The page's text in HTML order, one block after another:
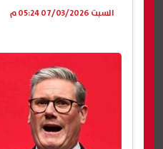
السبت 07/03/2026 05:24 م